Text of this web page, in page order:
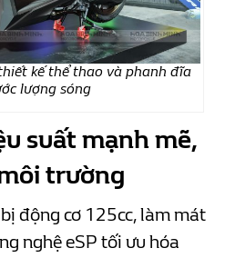
kế thể thao và phanh đĩa
lượng sóng
suất mạnh mẽ,
trường
động cơ 125cc, làm mát
nghệ eSP tối ưu hóa